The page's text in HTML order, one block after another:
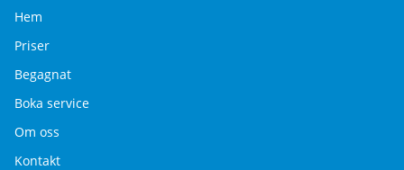
Hem
Priser
Begagnat
Boka service
Om oss
Kontakt